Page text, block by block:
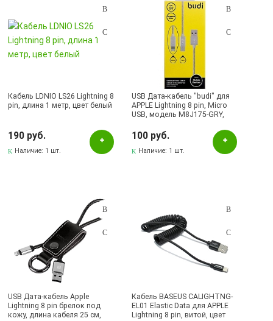
Кабель LDNIO LS26 Lightning 8
pin, длина 1 метр, цвет белый
190 руб.
Наличие: 1 шт.
USB Дата-кабель "budi" для
APPLE Lightning 8 pin, Micro
USB, модель M8J175-GRY,
100 руб.
Наличие: 1 шт.
USB Дата-кабель Apple
Lightning 8 pin брелок под
кожу, длина кабеля 25 см,
Кабель BASEUS CALIGHTNG-
EL01 Elastic Data для APPLE
Lightning 8 pin, витой, цвет